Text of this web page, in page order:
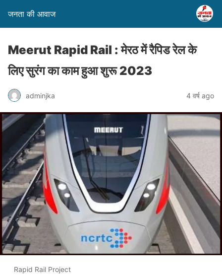
जनता की आवाज
Meerut Rapid Rail : मेरठ में रैपिड रेल के
लिए सुरंग का काम हुआ शुरू 2023
adminjka 4 वर्ष ago
Rapid Rail Project